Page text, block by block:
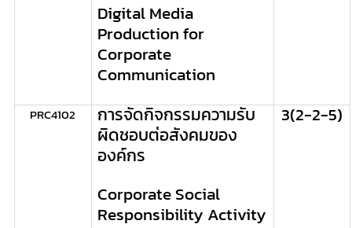
Digital Media
Production for
Corporate
Communication
PRC4102
การจัดกิจกรรมความรับ
ผิดชอบต่อสังคมของ
องค์กร
Corporate Social
Responsibility Activity
3(2-2-5)